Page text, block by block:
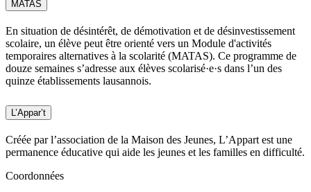
MATAS
En situation de désintérêt, de démotivation et de désinvestissement
scolaire, un élève peut être orienté vers un Module d'activités
temporaires alternatives à la scolarité (MATAS). Ce programme de
douze semaines s’adresse aux élèves scolarisé·e·s dans l’un des
quinze établissements lausannois.
L’Appar’t
Créée par l’association de la Maison des Jeunes, L’Appart est une
permanence éducative qui aide les jeunes et les familles en difficulté.
Coordonnées